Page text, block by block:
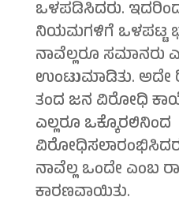
ಒಳಪಡಿಸಿದರು.
ನಿಯಮಗಳಿಗೆ ಒಳಪಟ್ಟ
ನಾವೆಲ್ಲರೂ ಸಮಾನರು
ಉಂಟುಮಾಡಿತು. ಅದೇ
ತಂದ ಜನ ವಿರೋಧಿ
ಎಲ್ಲರೂ ಒಕ್ಕೊರಲಿನಿಂದ
ನಾವೆಲ್ಲ ಒಂದೇ ಎಂಬ
ಕಾರಣವಾಯಿತು.